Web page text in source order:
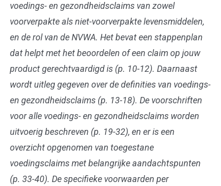
voedings- en gezondheidsclaims van zowel
voorverpakte als niet-voorverpakte levensmiddelen,
en de rol van de NVWA. Het bevat een stappenplan
dat helpt met het beoordelen of een claim op jouw
product gerechtvaardigd is (p. 10-12). Daarnaast
wordt uitleg gegeven over de definities van voedings-
en gezondheidsclaims (p. 13-18). De voorschriften
voor alle voedings- en gezondheidsclaims worden
uitvoerig beschreven (p. 19-32), en er is een
overzicht opgenomen van toegestane
voedingsclaims met belangrijke aandachtspunten
(p. 33-40). De specifieke voorwaarden per